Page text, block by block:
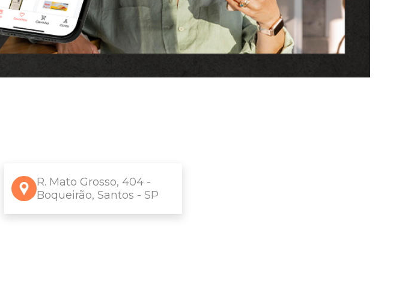
R. Mato Grosso, 404 -
Boqueirão, Santos - SP